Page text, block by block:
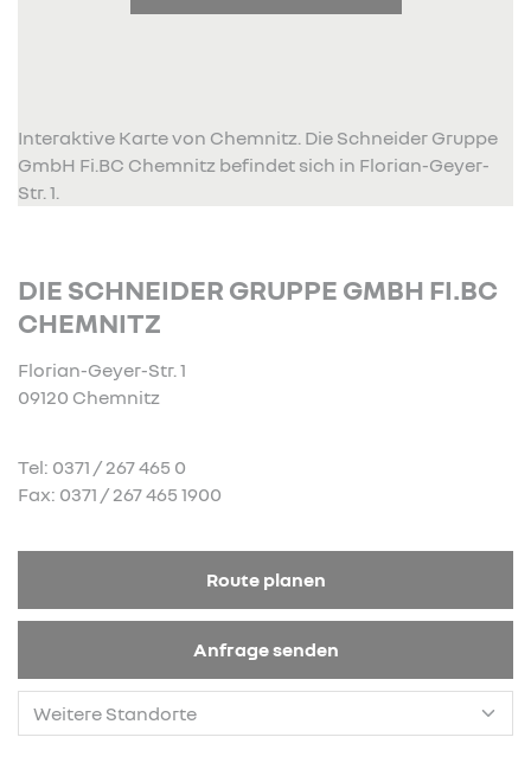
Interaktive Karte von Chemnitz. Die Schneider Gruppe
GmbH Fi.BC Chemnitz befindet sich in Florian-Geyer-
Str. 1.
DIE SCHNEIDER GRUPPE GMBH FI.BC
CHEMNITZ
Florian-Geyer-Str. 1
09120 Chemnitz
Tel: 0371 / 267 465 0
Fax: 0371 / 267 465 1900
Route planen
Anfrage senden